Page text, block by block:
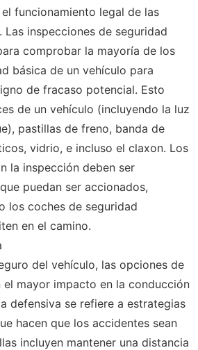
funcionamiento legal de las
Las inspecciones de seguridad
comprobar la mayoría de los
básica de un vehículo para
de fracaso potencial. Esto
de un vehículo (incluyendo la luz
pastillas de freno, banda de
vidrio, e incluso el claxon. Los
la inspección deben ser
puedan ser accionados,
los coches de seguridad
en el camino.
del vehículo, las opciones de
mayor impacto en la conducción
defensiva se refiere a estrategias
hacen que los accidentes sean
incluyen mantener una distancia